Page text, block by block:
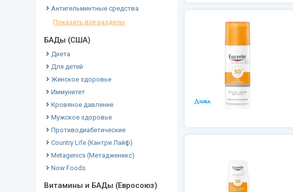
Антигельминтные средства
Показать все разделы
БАДы (США)
Диета
Для детей
Женское здоровье
Иммунитет
Кровяное давление
Мужское здоровье
Противодиабетические
Country Life (Кантри Лайф)
Metagenics (Метадженикс)
Now Foods
Витамины и БАДы (Евросоюз)